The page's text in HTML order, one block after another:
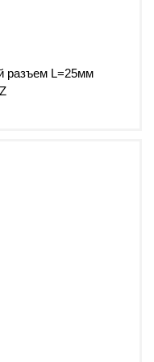
разъем L=25мм